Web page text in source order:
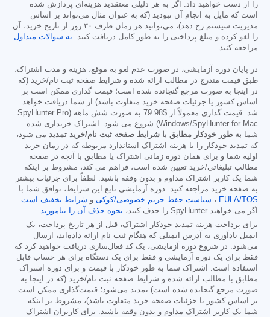
را از دست خواهید داد. اگر به هر دلیلی معتقدید هزینه‌ای پردازش شده
است که مایل به انجام آن نبودید (که به عنوان مثال می‌تواند بر اساس
مدیریت سیستم رخ دهد)، می‌توانید هر زمان ظرف ۳۰ روز از تاریخ خرید، آن
را لغو کرده و مبلغ پرداختی را به طور کامل دریافت کنید. به سوالات متداول
مراجعه کنید.
در پایان دوره آزمایشی، در صورت عدم لغو به موقع، هزینه و مدت اشتراک،
طبق قیمت مندرج در مطالب ارائه شده و شرایط صفحه ثبت نام/خرید (که
در اینجا به صورت مرجع گنجانده شده است؛ قیمت گذاری ممکن است بر
اساس کشور یا جزئیات صفحه خرید متفاوت باشد) از شما دریافت خواهد
شد. قیمت گذاری معمولاً از $79.98
به صورت شش ماهه (SpyHunter Pro
Windows/SpyHunter for Mac) شروع می شود. اشتراک خریداری شده
شما به طور خودکار مطابق با شرایط صفحه ثبت نام/خرید تمدید می شود،
که تمدید خودکار را با هزینه اشتراک استاندارد مربوطه که در زمان خرید
اولیه شما و برای همان دوره زمانی اشتراک یا مطابق با آنچه در صفحه
مطالب تبلیغاتی/خرید تعیین شده است، فراهم می کند، مشروط بر اینکه
شما یک کاربر اشتراک مداوم و بدون وقفه باشید. لطفاً برای جزئیات بیشتر
به صفحه خرید مراجعه کنید. دوره آزمایشی تابع این شرایط، توافق شما با
EULA/TOS ، سیاست حفظ حریم خصوصی/کوکی و شرایط تخفیف است
اگر می خواهید SpyHunter را حذف کنید،
نحوه حذف آن را بیاموزید
برای پرداخت هزینه تمدید خودکار اشتراک، قبل از هر تاریخ پرداخت، یک
ایمیل یادآوری به آدرس ایمیلی که هنگام ثبت نام ارائه داده‌اید، ارسال
می‌شود. در شروع دوره آزمایشی، یک کد فعال‌سازی دریافت خواهید کرد که
فقط برای یک دوره آزمایشی و فقط برای یک دستگاه برای هر حساب قابل
استفاده است. اشتراک شما به طور خودکار با قیمت و برای دوره اشتراک
مطابق با مطالب ارائه شده و شرایط صفحه ثبت نام/خرید (که در اینجا به
صورت مرجع گنجانده شده است) تمدید می‌شود؛ قیمت‌گذاری ممکن است
بر اساس کشور یا جزئیات صفحه خرید متفاوت باشد)، مشروط بر اینکه
شما یک کاربر اشتراک مداوم و بدون وقفه باشید. برای کاربران اشتراک